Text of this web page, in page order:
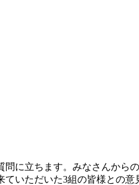
に立ちます。みなさんから
いただいた3組の皆様との意